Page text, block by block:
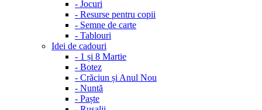
- Jocuri
- Resurse pentru copii
- Semne de carte
- Tablouri
Idei de cadouri
- 1 și 8 Martie
- Botez
- Crăciun și Anul Nou
- Nuntă
- Paște